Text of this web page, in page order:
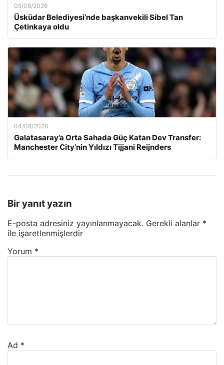
05/08/2026
Üsküdar Belediyesi’nde başkanvekili Sibel Tan
Çetinkaya oldu
04/08/2026
Galatasaray’a Orta Sahada Güç Katan Dev Transfer:
Manchester City’nin Yıldızı Tijjani Reijnders
Bir yanıt yazın
E-posta adresiniz yayınlanmayacak. Gerekli alanlar *
ile işaretlenmişlerdir
Yorum *
Ad *